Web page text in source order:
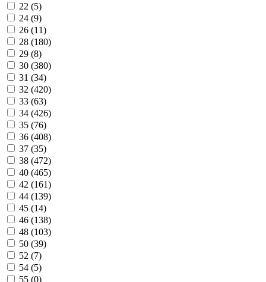
22 (5)
24 (9)
26 (11)
28 (180)
29 (8)
30 (380)
31 (34)
32 (420)
33 (63)
34 (426)
35 (76)
36 (408)
37 (35)
38 (472)
40 (465)
42 (161)
44 (139)
45 (14)
46 (138)
48 (103)
50 (39)
52 (7)
54 (5)
55 (0)